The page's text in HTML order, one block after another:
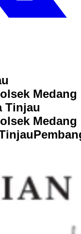
Medang
Tinjau
Medang
injauPemban